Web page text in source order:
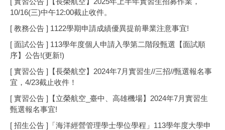
10/16(三)中午12:00截止收件。
[ 教務公告 ] 1122學期申請成績優異提前畢業注意事宜!
[ 面試公告 ] 113學年度個人申請入學第二階段甄選【面試順
序】公告!(更新!)
[ 實習公告 ]【長榮航空】2024年7月實習生//三招//甄選報名事
宜，4/23截止收件！
[ 實習公告 ]【立榮航空_臺中、高雄機場】2024年7月實習生
甄選報名事宜!
[ 招生公告 ]「海洋經營管理學士學位學程」113學年度大學申